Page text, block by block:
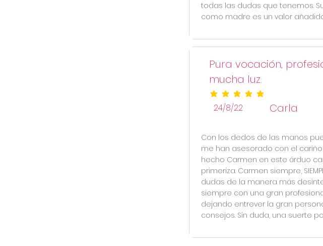
todas las dudas que tenemos.
como madre es un valor
Pura vocación,
mucha luz.
la calificación promedio es 5 de 5
24/8/22 Carla
Con los dedos de las manos
me han asesorado con el
hecho Carmen en este árduo
primeriza. Carmen siempre,
dudas de la manera más
siempre con una gran
dejando entrever la gran
consejos. Sin duda, una suerte